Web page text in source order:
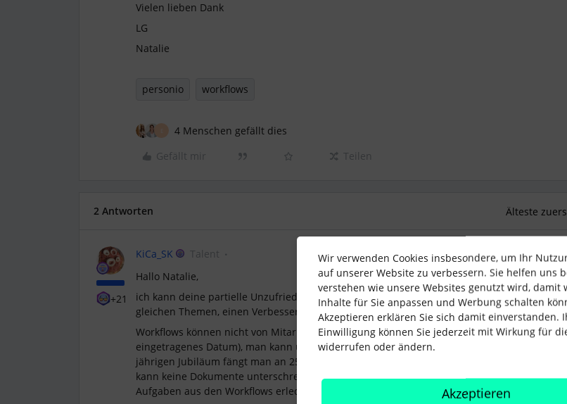
Vielen lieben Dank
LG
Natalie
personio workflows
4 Menschen gefällt dies
Gefällt mir
Teilen
2 Antworten Älteste
+21
KiCa_SK Talent Forum|Forum|1 year
Hallo Natalie,
ich kann deine partielle Unzufriedenheit gut nachvollziehen. Mich beschäftigen genau die
gleichen Themen, einen Verbesserungsvorschlag hierzu hatte ich auch schon eingereicht.
Workflows können nicht von Mitarbeiterattributen getriggert werden (z.B. eigenes
eingetragenes Datum), man kann u.a. nur mit Tagen nach Anstelldatum arbeiten (beim 25
jährigen Jubiläum fängt man an 25x365 zu rechnen und hat dann noch die Schalttage...),
kann keine Dokumente unterschreiben lassen und es fehlt die Kontrolle darüber, ob die
Aufgaben aus den Workflows erledigt wurden.
Wir verwenden Cookies insbesondere, um Ihr
auf unserer Website zu verbessern. Sie helfen uns
verstehen wie unsere Websites genutzt wird, damit
Inhalte für Sie anpassen und Werbung schalten
Akzeptieren erklären Sie sich damit einverstanden.
Einwilligung können Sie jederzeit mit Wirkung für
widerrufen oder ändern.
Akzeptieren